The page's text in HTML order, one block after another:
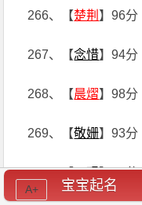
266、【楚荆 】96分
267、【念惜】94分
268、【晨熠】98分
269、【敬姗】93分
270、【一观】92分
宝宝起名
A+